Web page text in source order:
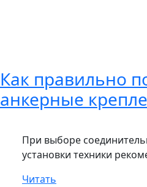
Как правильно
анкерные
При выборе
установки техники
Читать